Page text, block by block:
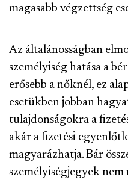
magasabb végzettség
Az általánosságban
személyiség hatása a
erősebb a nőknél, ez
esetükben jobban
tulajdonságokra a
akár a fizetési
magyarázhatja. Bár
személyiségjegyek